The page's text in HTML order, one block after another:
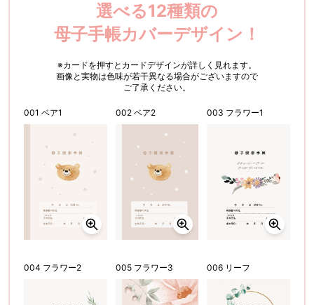
選べる12種類の
母子手帳カバーデザイン！
※カードを押すとカードデザインが詳しく見れます。
画像と実物は色味が若干異なる場合がございますので
ご了承ください。
001 ベア1 002 ベア2 003 フラワー1
004 フラワー2 005 フラワー3 006 リーフ